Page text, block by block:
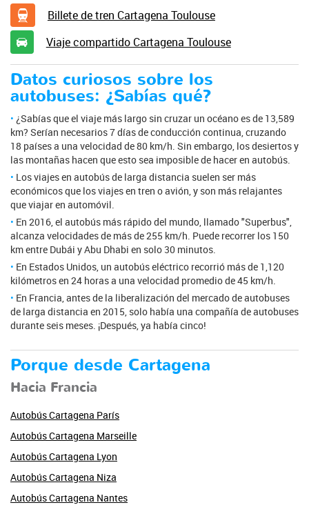
Billete de tren Cartagena Toulouse
Viaje compartido Cartagena Toulouse
Datos curiosos sobre los
autobuses: ¿Sabías qué?
¿Sabías que el viaje más largo sin cruzar un océano es de 13,589
km? Serían necesarios 7 días de conducción continua, cruzando
18 países a una velocidad de 80 km/h. Sin embargo, los desiertos y
las montañas hacen que esto sea imposible de hacer en autobús.
Los viajes en autobús de larga distancia suelen ser más
económicos que los viajes en tren o avión, y son más relajantes
que viajar en automóvil.
En 2016, el autobús más rápido del mundo, llamado "Superbus",
alcanza velocidades de más de 255 km/h. Puede recorrer los 150
km entre Dubái y Abu Dhabi en solo 30 minutos.
En Estados Unidos, un autobús eléctrico recorrió más de 1,120
kilómetros en 24 horas a una velocidad promedio de 45 km/h.
En Francia, antes de la liberalización del mercado de autobuses
de larga distancia en 2015, solo había una compañía de autobuses
durante seis meses. ¡Después, ya había cinco!
Porque desde Cartagena
Hacia Francia
Autobús Cartagena París
Autobús Cartagena Marseille
Autobús Cartagena Lyon
Autobús Cartagena Niza
Autobús Cartagena Nantes